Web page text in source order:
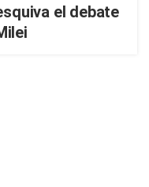
el debate